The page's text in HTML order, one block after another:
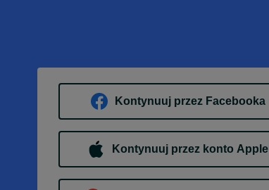
Kontynuuj przez Facebooka
Kontynuuj przez konto Apple